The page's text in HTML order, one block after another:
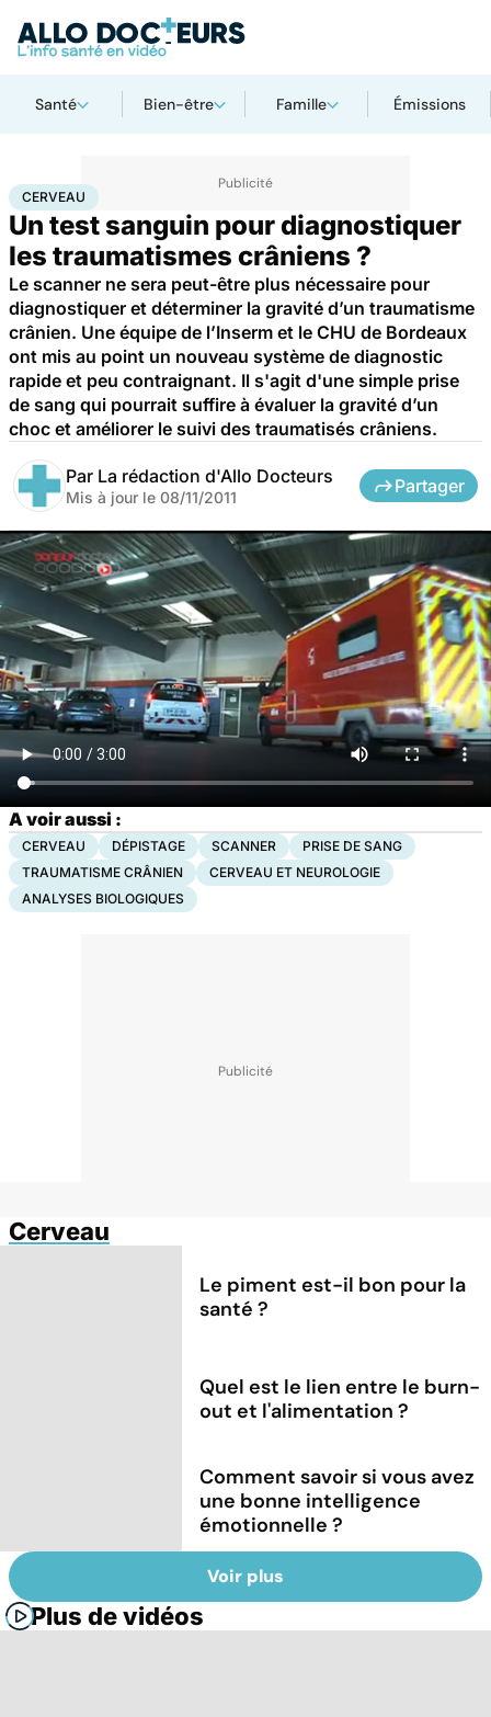
Santé Bien-être Famille Émissions
AccueilSanté Maladies neurologiques
CERVEAU
Un test sanguin pour diagnostiquer
les traumatismes crâniens ?
Le scanner ne sera peut-être plus nécessaire pour
diagnostiquer et déterminer la gravité d’un traumatisme
crânien. Une équipe de l’Inserm et le CHU de Bordeaux
ont mis au point un nouveau système de diagnostic
rapide et peu contraignant. Il s'agit d'une simple prise
de sang qui pourrait suffire à évaluer la gravité d’un
choc et améliorer le suivi des traumatisés crâniens.
Par La rédaction d'Allo Docteurs
Mis à jour le 08/11/2011
Partager
A voir aussi :
CERVEAU DÉPISTAGE SCANNER
PRISE DE SANG
TRAUMATISME CRÂNIEN
CERVEAU ET NEUROLOGIE
ANALYSES BIOLOGIQUES
Cerveau
Le piment est-il bon pour la
santé ?
Quel est le lien entre le burn-
out et l'alimentation ?
Comment savoir si vous avez
une bonne intelligence
émotionnelle ?
Voir plus
Plus de vidéos